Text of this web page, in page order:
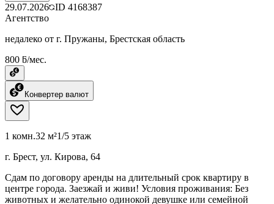
29.07.2026 ID 4168387
Агентство
недалеко от г. Пружаны, Брестская область
800 ƃ/мес.
Конвертер валют
1 комн.32 м²1/5 этаж
г. Брест, ул. Кирова, 64
Сдам по договору аренды на длительный срок квартиру в
центре города. Заезжай и живи! Условия проживания: Без
животных и желательно одинокой девушке или семейной